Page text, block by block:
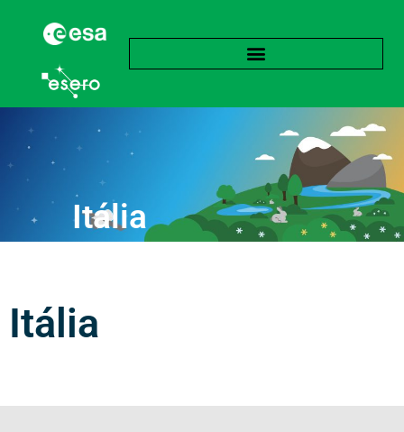
Itália
Itália